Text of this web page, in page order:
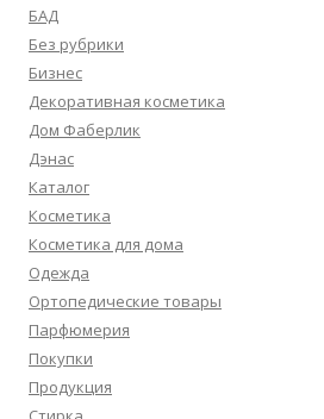
БАД
Без рубрики
Бизнес
Декоративная косметика
Дом Фаберлик
Дэнас
Каталог
Косметика
Косметика для дома
Одежда
Ортопедические товары
Парфюмерия
Покупки
Продукция